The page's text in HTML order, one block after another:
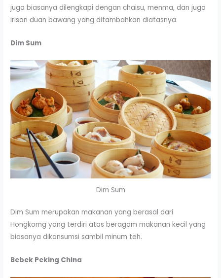
juga biasanya dilengkapi dengan chaisu, menma, dan juga
irisan duan bawang yang ditambahkan diatasnya
Dim Sum
Dim Sum
Dim Sum merupakan makanan yang berasal dari
Hongkomg yang terdiri atas beragam makanan kecil yang
biasanya dikonsumsi sambil minum teh.
Bebek Peking China